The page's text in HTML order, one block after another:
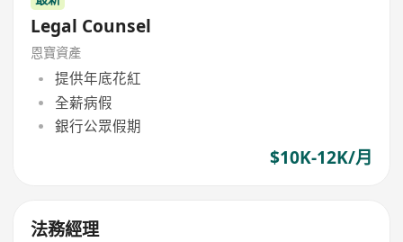
Legal Counsel
恩寶資產
提供年底花紅
全薪病假
銀行公眾假期
$10K-12K/月
法務經理